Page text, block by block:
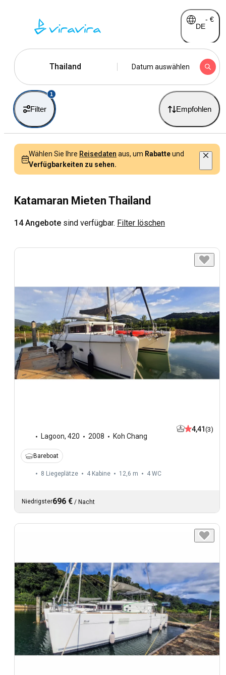
DE
- €
Thailand Datum auswählen
Filter
1
Empfohlen
Wählen Sie Ihre Reisedaten aus, um Rabatteund
Verfügbarkeiten zu sehen.
Katamaran Mieten Thailand
14 Angebote sind verfügbar. Filter löschen
Lagoon, 420 2008 Koh Chang
4,41 (3)
Bareboat
8 Liegeplätze 4 Kabine 12,6 m 4 WC
Niedrigster696 € / Nacht